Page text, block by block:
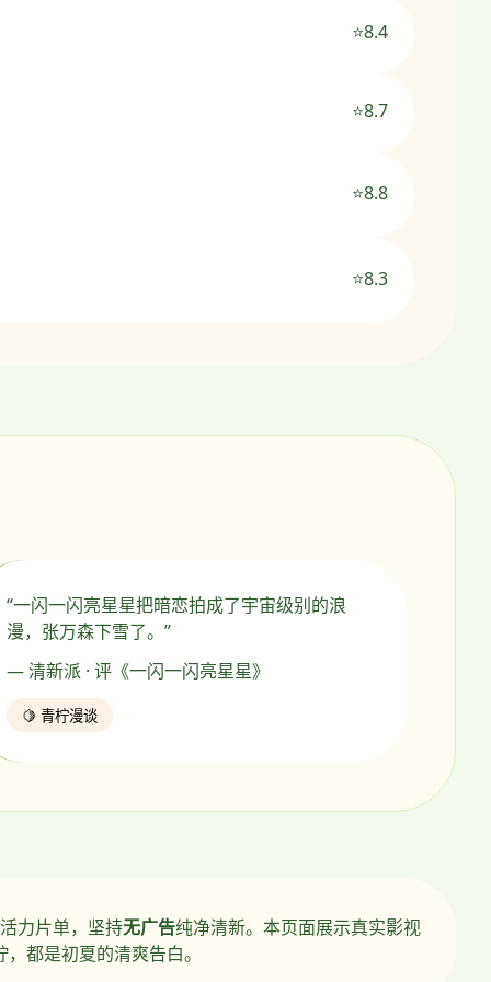
⭐8.4
⭐8.7
⭐8.8
⭐8.3
“一闪一闪亮星星把暗恋拍成了宇宙级别的浪
漫，张万森下雪了。”
— 清新派 · 评《一闪一闪亮星星》
🍋 青柠漫谈
活力片单，坚持无广告纯净清新。本页面展示真实影视
都是初夏的清爽告白。